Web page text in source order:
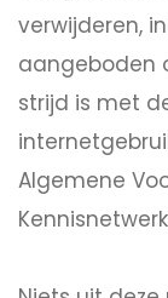
verwijderen,
aangeboden
strijd is met
Algemene